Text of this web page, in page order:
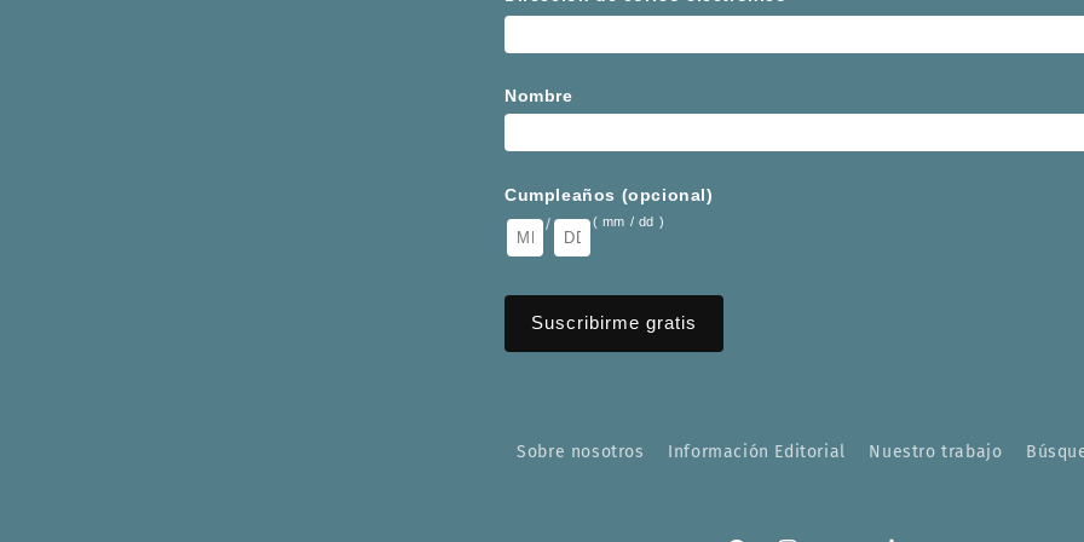
Nombre
Cumpleaños (opcional)
/
( mm / dd )
Sobre nosotros Información Editorial Nuestro trabajo